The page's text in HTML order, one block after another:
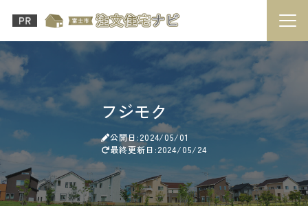
フジモク
公開日:2024/05/01
最終更新日:2024/05/24